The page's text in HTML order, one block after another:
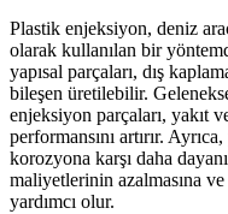
Plastik enjeksiyon, deniz
olarak kullanılan bir
yapısal parçaları, dış
bileşen üretilebilir.
enjeksiyon parçaları, yakıt
performansını artırır.
korozyona karşı daha
maliyetlerinin azalmasına ve
yardımcı olur.